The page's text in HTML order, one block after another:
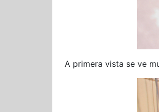
A primera vista se ve